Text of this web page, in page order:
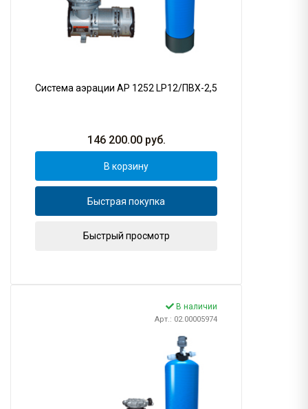
Система аэрации AP 1252 LP12/ПВХ-2,5
146 200.00руб.
В корзину
Быстрая покупка
Быстрый просмотр
В наличии
Арт.: 02.00005974